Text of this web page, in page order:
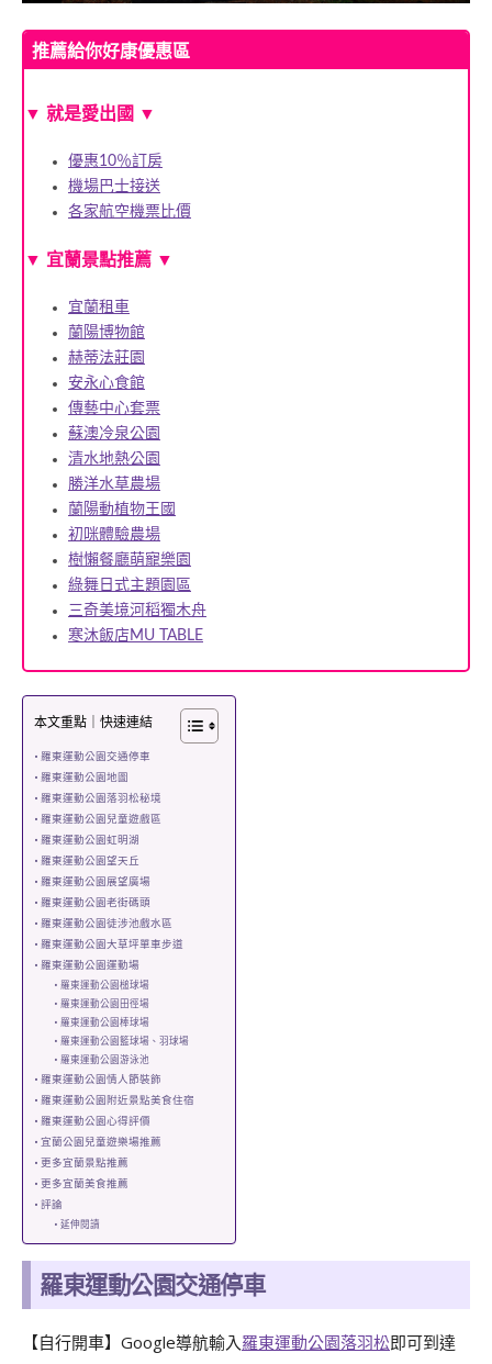
推薦給你好康優惠區
▼ 就是愛出國 ▼
優惠10％訂房
機場巴士接送
各家航空機票比價
▼ 宜蘭景點推薦 ▼
宜蘭租車
蘭陽博物館
赫蒂法莊園
安永心食館
傳藝中心套票
蘇澳冷泉公園
清水地熱公園
勝洋水草農場
蘭陽動植物王國
初咪體驗農場
樹懶餐廳萌寵樂園
綠舞日式主題園區
三奇美境河稻獨木舟
寒沐飯店MU TABLE
本文重點｜快速連結
羅東運動公園交通停車
羅東運動公園地圖
羅東運動公園落羽松秘境
羅東運動公園兒童遊戲區
羅東運動公園虹明湖
羅東運動公園望天丘
羅東運動公園展望廣場
羅東運動公園老街碼頭
羅東運動公園徒涉池戲水區
羅東運動公園大草坪單車步道
羅東運動公園運動場
羅東運動公園槌球場
羅東運動公園田徑場
羅東運動公園棒球場
羅東運動公園籃球場、羽球場
羅東運動公園游泳池
羅東運動公園情人節裝飾
羅東運動公園附近景點美食住宿
羅東運動公園心得評價
宜蘭公園兒童遊樂場推薦
更多宜蘭景點推薦
更多宜蘭美食推薦
評論
延伸閱讀
羅東運動公園交通停車
【自行開車】Google導航輸入 羅東運動公園落羽松即可到達